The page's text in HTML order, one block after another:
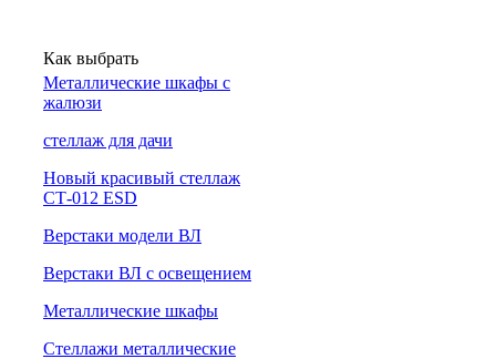
Как выбрать
Металлические шкафы с
жалюзи
cтеллаж для дачи
Новый красивый стеллаж
СТ-012 ESD
Верстаки модели ВЛ
Верстаки ВЛ с освещением
Металлические шкафы
Стеллажи металлические